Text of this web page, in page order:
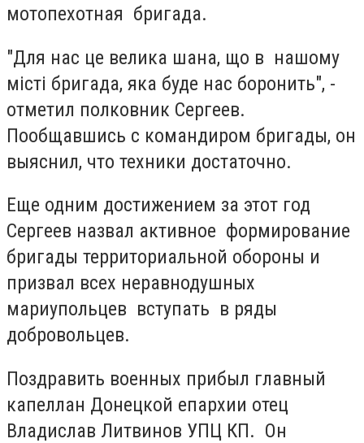
мотопехотная бригада.
"Для нас це велика шана, що в нашому
місті бригада, яка буде нас боронить", -
отметил полковник Сергеев.
Пообщавшись с командиром бригады, он
выяснил, что техники достаточно.
Еще одним достижением за этот год
Сергеев назвал активное формирование
бригады территориальной обороны и
призвал всех неравнодушных
мариупольцев вступать в ряды
добровольцев.
Поздравить военных прибыл главный
капеллан Донецкой епархии отец
Владислав Литвинов УПЦ КП. Он